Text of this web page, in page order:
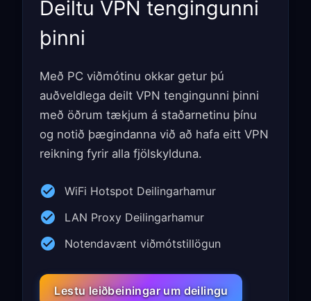
Deiltu VPN tengingunni
þinni
Með PC viðmótinu okkar getur þú
auðveldlega deilt VPN tengingunni þinni
með öðrum tækjum á staðarnetinu þínu
og notið þægindanna við að hafa eitt VPN
reikning fyrir alla fjölskylduna.
WiFi Hotspot Deilingarhamur
LAN Proxy Deilingarhamur
Notendavænt viðmótstillögun
Lestu leiðbeiningar um deilingu